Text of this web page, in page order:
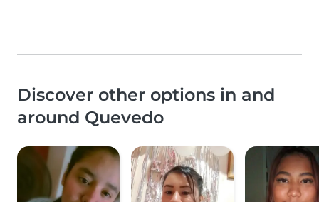
Discover other options in and
around Quevedo